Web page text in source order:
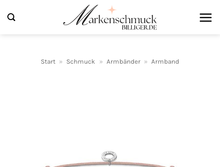
Inhalt
Start » Schmuck » Armbänder » Armband